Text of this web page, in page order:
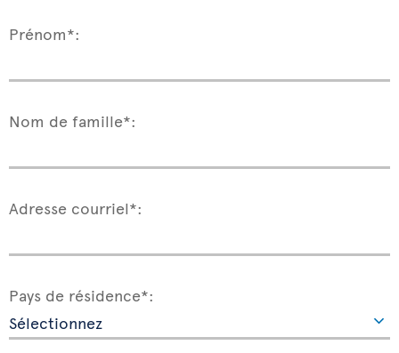
Prénom*:
Nom de famille*:
Adresse courriel*:
Pays de résidence*: